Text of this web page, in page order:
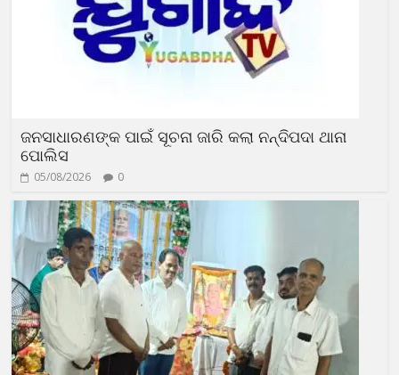
ଜନସାଧାରଣଙ୍କ ପାଇଁ ସୂଚନା ଜାରି କଲା ନନ୍ଦିପଦା ଥାନା
ପୋଲିସ
05/08/2026 0